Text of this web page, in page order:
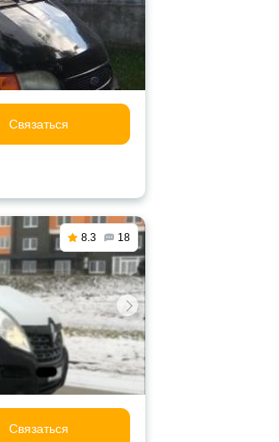
Связаться
8.3 18
Связаться